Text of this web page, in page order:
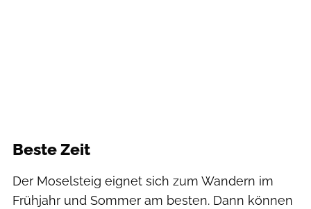
Beste Zeit
Der Moselsteig eignet sich zum Wandern im
Frühjahr und Sommer am besten. Dann können